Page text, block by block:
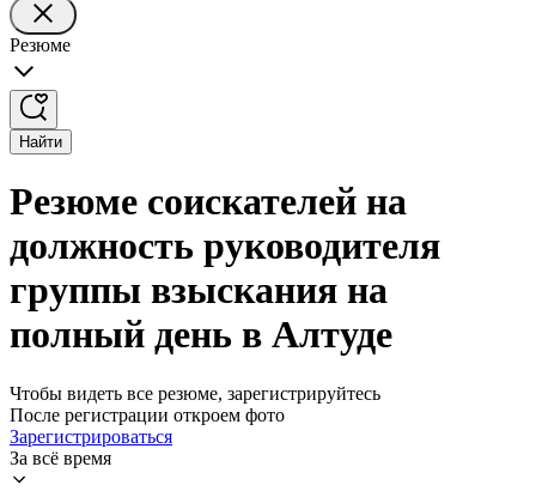
Резюме
Найти
Резюме соискателей на
должность руководителя
группы взыскания на
полный день в Алтуде
Чтобы видеть все резюме, зарегистрируйтесь
После регистрации откроем фото
Зарегистрироваться
За всё время